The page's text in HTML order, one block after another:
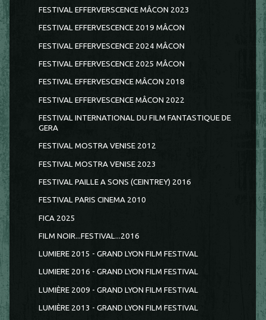
FESTIVAL EFFERVERSCENCE MÂCON 2023
FESTIVAL EFFERVESCENCE 2019 MÂCON
FESTIVAL EFFERVESCENCE 2024 MÂCON
FESTIVAL EFFERVESCENCE 2025 MÂCON
FESTIVAL EFFERVESCENCE MÂCON 2018
FESTIVAL EFFERVESCENCE MÂCON 2022
FESTIVAL INTERNATIONAL DU FILM FANTASTIQUE DE
GERA
FESTIVAL MOSTRA VENISE 2012
FESTIVAL MOSTRA VENISE 2023
FESTIVAL PAILLE A SONS (CEINTREY) 2016
FESTIVAL PARIS CINEMA 2010
FICA 2025
FILM NOIR...FESTIVAL...2016
LUMIERE 2015 - GRAND LYON FILM FESTIVAL
LUMIERE 2016 - GRAND LYON FILM FESTIVAL
LUMIÈRE 2009 - GRAND LYON FILM FESTIVAL
LUMIÈRE 2013 - GRAND LYON FILM FESTIVAL